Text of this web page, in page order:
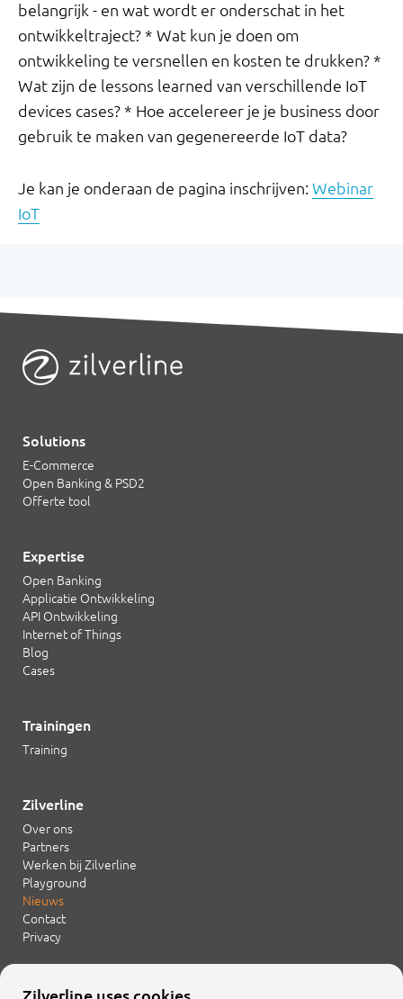
belangrijk - en wat wordt er onderschat in het
ontwikkeltraject? * Wat kun je doen om
ontwikkeling te versnellen en kosten te drukken? *
Wat zijn de lessons learned van verschillende IoT
devices cases? * Hoe accelereer je je business door
gebruik te maken van gegenereerde IoT data?
Je kan je onderaan de pagina inschrijven: Webinar
IoT
Solutions
E-Commerce
Open Banking & PSD2
Offerte tool
Expertise
Open Banking
Applicatie Ontwikkeling
API Ontwikkeling
Internet of Things
Blog
Cases
Trainingen
Training
Zilverline
Over ons
Partners
Werken bij Zilverline
Playground
Nieuws
Contact
Privacy
Zilverline uses cookies